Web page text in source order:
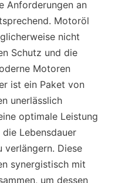
Anforderungen an
Motoröl
nicht
Schutz und die
Motoren
ist ein Paket von
unerlässlich
optimale Leistung
Lebensdauer
verlängern. Diese
synergistisch mit
um dessen